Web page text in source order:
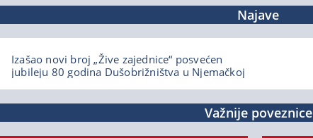
Najave
Izašao novi broj „Žive zajednice“ posvećen
jubileju 80 godina Dušobrižništva u Njemačkoj
Važnije poveznice